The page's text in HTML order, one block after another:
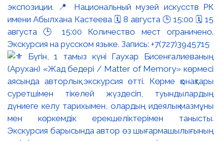
экспозиции. 📍 Национальный музей искусств РК
имени Абылхана Кастеева 🗓 8 августа 🕒 15:00 🗓 15
августа 🕒 15:00 Количество мест ограничено.
Экскурсия на русском языке. Запись: +7(727)3945715